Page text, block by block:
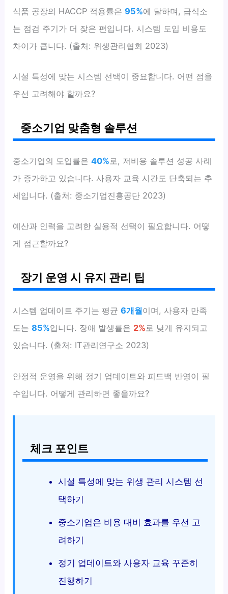
식품 공장의 HACCP 적용률은 95%에 달하며, 급식소
는 점검 주기가 더 잦은 편입니다. 시스템 도입 비용도
차이가 큽니다. (출처: 위생관리협회 2023)
시설 특성에 맞는 시스템 선택이 중요합니다. 어떤 점을
우선 고려해야 할까요?
중소기업 맞춤형 솔루션
중소기업의 도입률은40%로, 저비용 솔루션 성공 사례
가 증가하고 있습니다. 사용자 교육 시간도 단축되는 추
세입니다. (출처: 중소기업진흥공단 2023)
예산과 인력을 고려한 실용적 선택이 필요합니다. 어떻
게 접근할까요?
장기 운영 시 유지 관리 팁
시스템 업데이트 주기는 평균6개월이며, 사용자 만족
도는85%입니다. 장애 발생률은 2%로 낮게 유지되고
있습니다. (출처: IT관리연구소 2023)
안정적 운영을 위해 정기 업데이트와 피드백 반영이 필
수입니다. 어떻게 관리하면 좋을까요?
체크 포인트
시설 특성에 맞는 위생 관리 시스템 선
택하기
중소기업은 비용 대비 효과를 우선 고
려하기
정기 업데이트와 사용자 교육 꾸준히
진행하기